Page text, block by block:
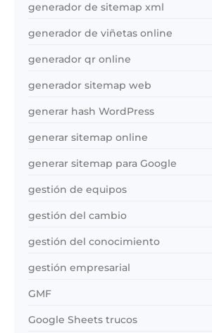
generador de sitemap xml
generador de viñetas online
generador qr online
generador sitemap web
generar hash WordPress
generar sitemap online
generar sitemap para Google
gestión de equipos
gestión del cambio
gestión del conocimiento
gestión empresarial
GMF
Google Sheets trucos